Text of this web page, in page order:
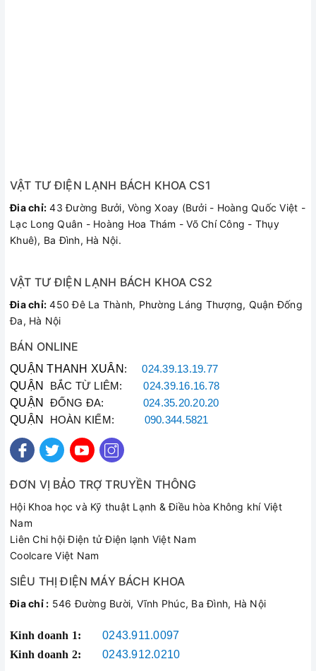
VẬT TƯ ĐIỆN LẠNH BÁCH KHOA CS1
Đia chỉ: 43 Đường Bưởi, Vòng Xoay (Bưởi - Hoàng Quốc Việt -
Lạc Long Quân - Hoàng Hoa Thám - Võ Chí Công - Thụy
Khuê), Ba Đình, Hà Nội.
VẬT TƯ ĐIỆN LẠNH BÁCH KHOA CS2
Đia chỉ: 450 Đê La Thành, Phường Láng Thượng, Quận Đống
Đa, Hà Nội
BÁN ONLINE
QUẬN THANH XUÂN :024.39.13.19.77
QUẬN BẮC TỪ LIÊM:024.39.16.16.78
QUẬN ĐỐNG ĐA: 024.35.20.20.20
QUẬN HOÀN KIẾM: 090.344.5821
ĐƠN VỊ BẢO TRỢ TRUYỀN THÔNG
Hội Khoa học và Kỹ thuật Lạnh & Điều hòa Không khí Việt
Nam
Liên Chi hội Điện tử Điện lạnh Việt Nam
Coolcare Việt Nam
SIÊU THỊ ĐIỆN MÁY BÁCH KHOA
Đia chỉ : 546 Đường Bười, Vĩnh Phúc, Ba Đình, Hà Nội
Kinh doanh 1:
0243.911.0097
Kinh doanh 2:
0243.912.0210